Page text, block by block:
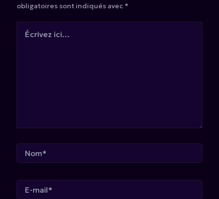
obligatoires sont indiqués avec *
ici…
mail*